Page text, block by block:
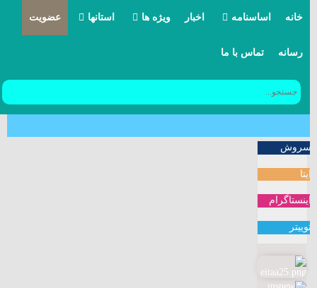
خانه اساسنامه
مرامنامه
اخبار ویژه ها استانها عضویت
رسانه تماس با ما
سروش
ایتا
اینستاگرام
توییتر